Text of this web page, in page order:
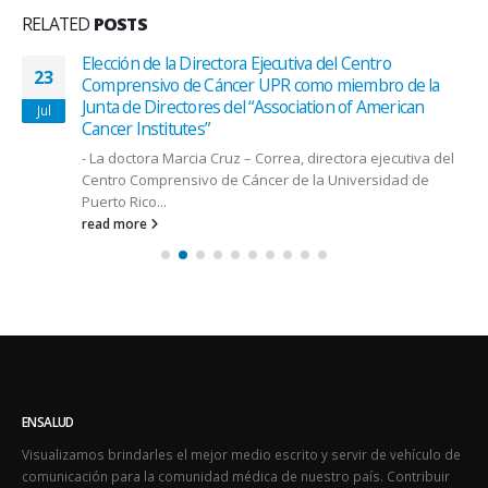
RELATED POSTS
23
Jul
Elección de la Directora Ejecutiva del Centro
Comprensivo de Cáncer UPR como miembro de la
Junta de Directores del “Association of American
Cancer Institutes”
- La doctora Marcia Cruz – Correa, directora ejecutiva del
Centro Comprensivo de Cáncer de la Universidad de
Puerto Rico...
read more
ENSALUD
Visualizamos brindarles el mejor medio escrito y servir de vehículo de
comunicación para la comunidad médica de nuestro país. Contribuir